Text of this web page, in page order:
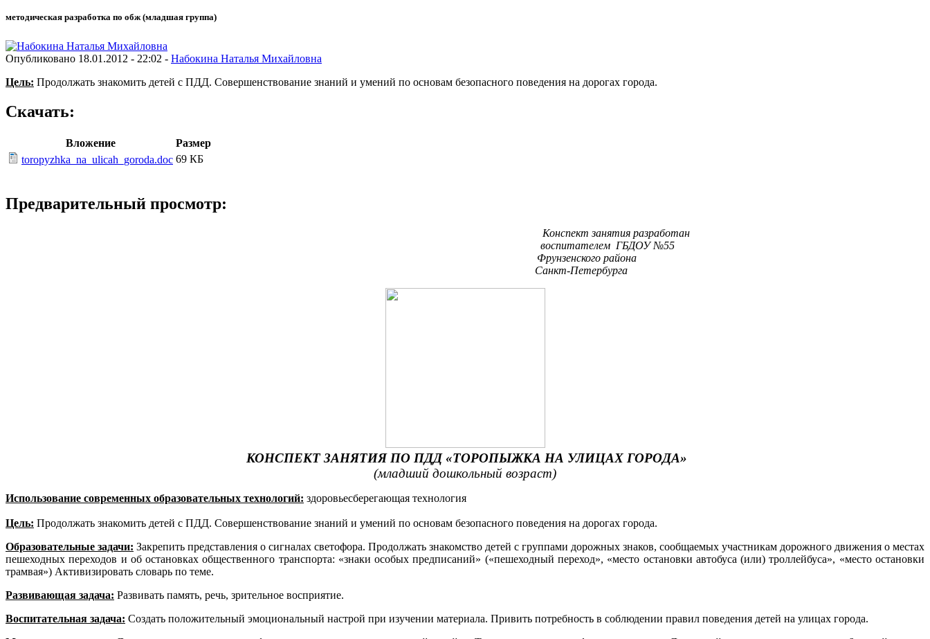
методическая разработка по обж (младшая группа)
Опубликовано 18.01.2012 - 22:02 - Набокина Наталья Михайловна
Цель: Продолжать знакомить детей с ПДД. Совершенствование знаний и умений по основам безопасного поведения на дорогах города.
Скачать:
Вложение
Размер
toropyzhka_na_ulicah_goroda.doc 69 КБ
Предварительный просмотр:
Конспект занятия разработан
воспитателем ГБДОУ №55
Фрунзенского района
Санкт-Петербурга
КОНСПЕКТ ЗАНЯТИЯ ПО ПДД «ТОРОПЫЖКА НА УЛИЦАХ ГОРОДА»
(младший дошкольный возраст)
Использование современных образовательных технологий: здоровьесберегающая технология
Цель: Продолжать знакомить детей с ПДД. Совершенствование знаний и умений по основам безопасного поведения на дорогах города.
Образовательные задачи: Закрепить представления о сигналах светофора. Продолжать знакомство детей с группами дорожных знаков, сообщаемых участникам дорожного движения о местах
пешеходных переходов и об остановках общественного транспорта: «знаки особых предписаний» («пешеходный переход», «место остановки автобуса (или) троллейбуса», «место остановки
трамвая») Активизировать словарь по теме.
Развивающая задача: Развивать память, речь, зрительное восприятие.
Воспитательная задача: Создать положительный эмоциональный настрой при изучении материала. Привить потребность в соблюдении правил поведения детей на улицах города.